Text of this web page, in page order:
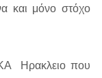
και μόνο στόχο
Ηρακλειο που